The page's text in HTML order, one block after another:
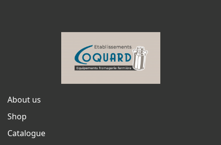
About us
Shop
Catalogue